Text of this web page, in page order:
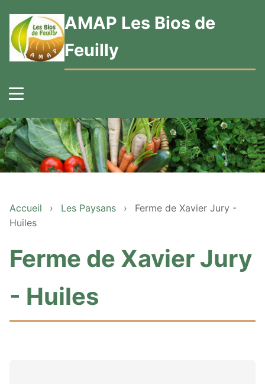
AMAP Les Bios de
Feuilly
Accueil › Les Paysans ›
Ferme de Xavier Jury -
Huiles
Ferme de Xavier Jury
- Huiles